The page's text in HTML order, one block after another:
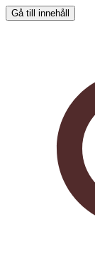
Gå till innehåll